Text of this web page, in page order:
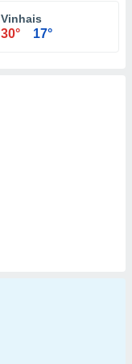
Vinhais
30° 17°